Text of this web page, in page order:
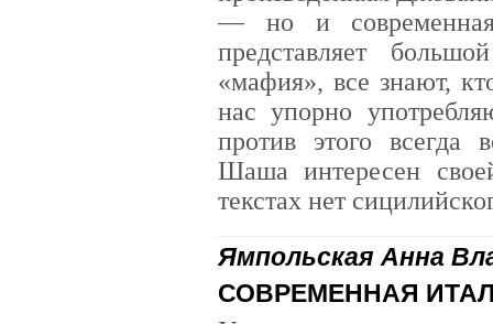
— но и
представляет
«мафия», все знают,
нас упорно
против этого
Шаша интересен
текстах нет
Ямпольская Анна
СОВРЕМЕННАЯ